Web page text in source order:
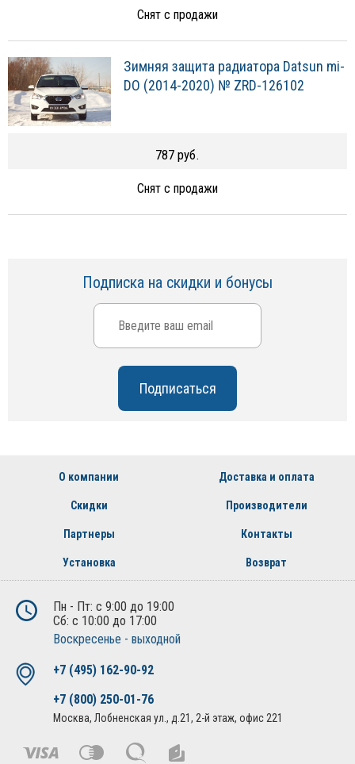
Снят с продажи
Зимняя защита радиатора Datsun mi-
DO (2014-2020) № ZRD-126102
787 руб.
Снят с продажи
Подписка на скидки и бонусы
О компании Доставка и оплата
Скидки Производители
Партнеры Контакты
Установка Возврат
Пн - Пт: с 9:00 до 19:00
Сб: с 10:00 до 17:00
Воскресенье - выходной
+7 (495) 162-90-92
+7 (800) 250-01-76
Москва, Лобненская ул., д.21, 2-й этаж, офис 221